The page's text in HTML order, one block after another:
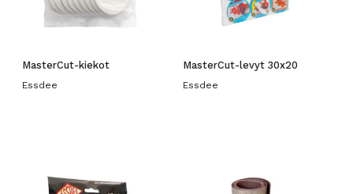
MasterCut-kiekot
Essdee
MasterCut-levyt 30x20
Essdee